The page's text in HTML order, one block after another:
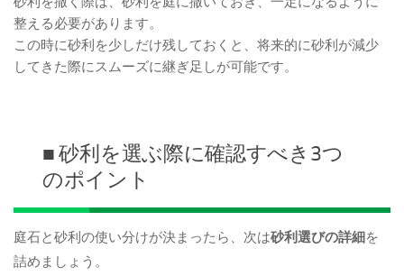
整える必要があります。
この時に砂利を少しだけ残しておくと、将来的に砂利が減少
してきた際にスムーズに継ぎ足しが可能です。
■ 砂利を選ぶ際に確認すべき3つ
のポイント
庭石と砂利の使い分けが決まったら、次は砂利選びの詳細を
詰めましょう。